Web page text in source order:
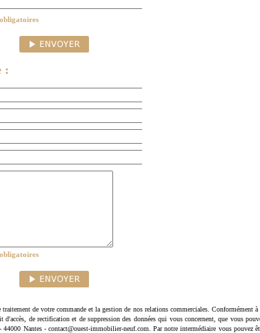
:
de votre commande et la gestion de nos relations commerciales. Conformément à
de rectification et de suppression des données qui vous concernent, que vous
Nantes - contact@ouest-immobilier-neuf.com. Par notre intermédiaire vous pouvez